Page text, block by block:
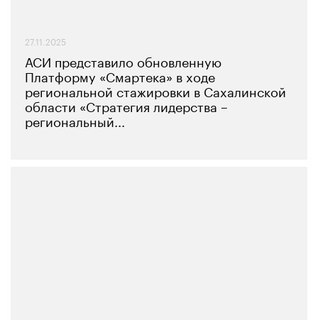
27.11.2025
АСИ представило обновленную
Платформу «Смартека» в ходе
региональной стажировки в Сахалинской
области «Стратегия лидерства –
региональный...